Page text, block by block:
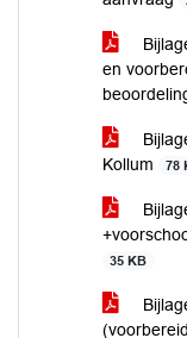
en
Kollum
78
35 KB